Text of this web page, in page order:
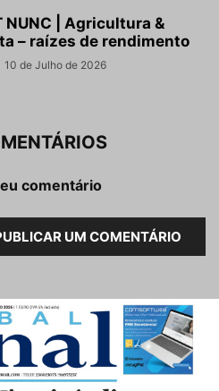
NUNC | Agricultura &
– raízes de rendimento
10 de Julho de 2026
comentário
UM COMENTÁRIO